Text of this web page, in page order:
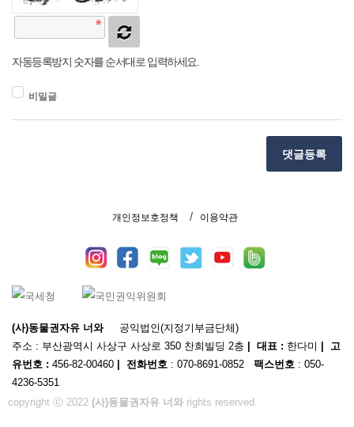
자동등록방지 숫자를 순서대로 입력하세요.
비밀글
댓글등록
개인정보호정책 이용약관
(사)동물권자유 너와
공익법인(지정기부금단체)
주소 : 부산광역시 사상구 사상로 350 찬희빌딩 2층
| 대표 : 한다미
| 고
유번호 : 456-82-00460 | 전화번호 : 070-8691-0852 팩스번호 : 050-
4236-5351
copyright ⓒ 2022 (사)동물권자유 너와 rights reserved.